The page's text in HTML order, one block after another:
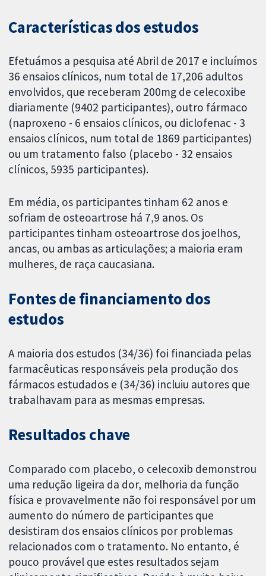
Características dos estudos
Efetuámos a pesquisa até Abril de 2017 e incluímos
36 ensaios clínicos, num total de 17,206 adultos
envolvidos, que receberam 200mg de celecoxibe
diariamente (9402 participantes), outro fármaco
(naproxeno - 6 ensaios clínicos, ou diclofenac - 3
ensaios clínicos, num total de 1869 participantes)
ou um tratamento falso (placebo - 32 ensaios
clínicos, 5935 participantes).
Em média, os participantes tinham 62 anos e
sofriam de osteoartrose há 7,9 anos. Os
participantes tinham osteoartrose dos joelhos,
ancas, ou ambas as articulações; a maioria eram
mulheres, de raça caucasiana.
Fontes de financiamento dos
estudos
A maioria dos estudos (34/36) foi financiada pelas
farmacêuticas responsáveis pela produção dos
fármacos estudados e (34/36) incluiu autores que
trabalhavam para as mesmas empresas.
Resultados chave
Comparado com placebo, o celecoxib demonstrou
uma redução ligeira da dor, melhoria da função
física e provavelmente não foi responsável por um
aumento do número de participantes que
desistiram dos ensaios clínicos por problemas
relacionados com o tratamento. No entanto, é
pouco provável que estes resultados sejam